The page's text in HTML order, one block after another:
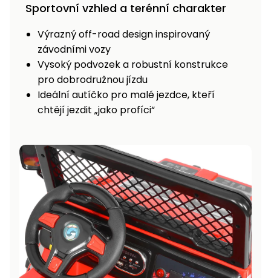
Sportovní vzhled a terénní charakter
Výrazný off-road design inspirovaný
závodními vozy
Vysoký podvozek a robustní konstrukce
pro dobrodružnou jízdu
Ideální autíčko pro malé jezdce, kteří
chtějí jezdit „jako profíci“